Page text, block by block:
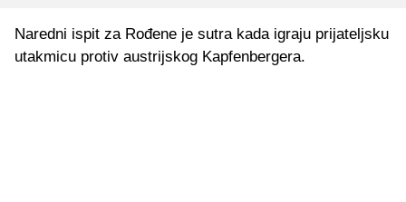
Naredni ispit za Rođene je sutra kada igraju prijateljsku
utakmicu protiv austrijskog Kapfenbergera.